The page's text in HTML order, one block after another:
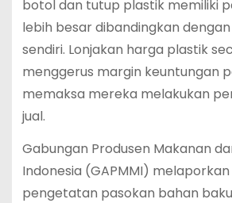
botol dan tutup plastik memiliki
lebih besar dibandingkan
sendiri. Lonjakan harga plastik
menggerus margin keuntungan
memaksa mereka melakukan
jual.
Gabungan Produsen Makanan
Indonesia (GAPMMI)
pengetatan pasokan bahan